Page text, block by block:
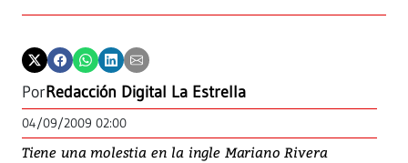
PorRedacción Digital La Estrella
04/09/2009 02:00
Tiene una molestia en la ingle Mariano Rivera